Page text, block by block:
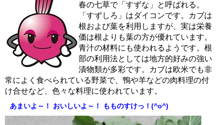
春の七草で「すずな」と呼ばれる。
「すずしろ」はダイコンです。カブは
根および葉を利用しますが、実は栄養
価は根よりも葉の方が優れています。
青汁の材料にも使われるようです。根
部の利用法としては地方的好みの強い
漬物類が多彩です。カブは欧米でも非
常によく食べられている野菜で、鴨や羊などの肉料理の付
け合せなど、色々な料理に使われています。
あまいよ～！ おいしいよ～！ もものすけっ！(^o^)